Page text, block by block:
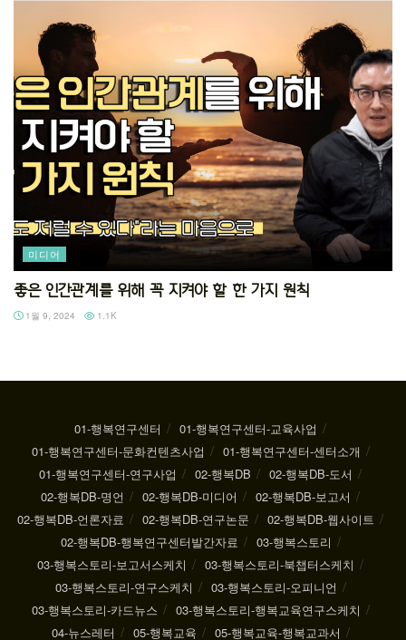
미디어
좋은 인간관계를 위해 꼭 지켜야 할 한 가지 원칙
1월 9, 2024 1.1K
01-행복연구센터
01-행복연구센터-교육사업
01-행복연구센터-문화컨텐츠사업
01-행복연구센터-센터소개
01-행복연구센터-연구사업
02-행복DB
02-행복DB-도서
02-행복DB-명언
02-행복DB-미디어
02-행복DB-보고서
02-행복DB-언론자료
02-행복DB-연구논문
02-행복DB-웹사이트
02-행복DB-행복연구센터발간자료
03-행복스토리
03-행복스토리-보고서스케치
03-행복스토리-북챕터스케치
03-행복스토리-연구스케치
03-행복스토리-오피니언
03-행복스토리-카드뉴스
03-행복스토리-행복교육연구스케치
04-뉴스레터
05-행복교육 05-행복교육-행복교과서